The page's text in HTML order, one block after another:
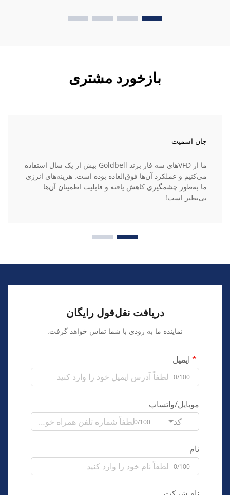
بازخورد مشتری
جان اسمیت
ما از VFDهای سه فاز برند Goldbell بیش از یک سال استفاده
می‌کنیم و عملکرد آن‌ها فوق‌العاده بوده است. هزینه‌های انرژی
ما به‌طور چشمگیری کاهش یافته و قابلیت اطمینان آن‌ها
بی‌نظیر است!
دریافت نقل‌قول رایگان
نماینده ما به زودی با شما تماس خواهد گرفت.
ایمیل
0/100
موبایل/واتساپ
کد
0/100
نام
0/100